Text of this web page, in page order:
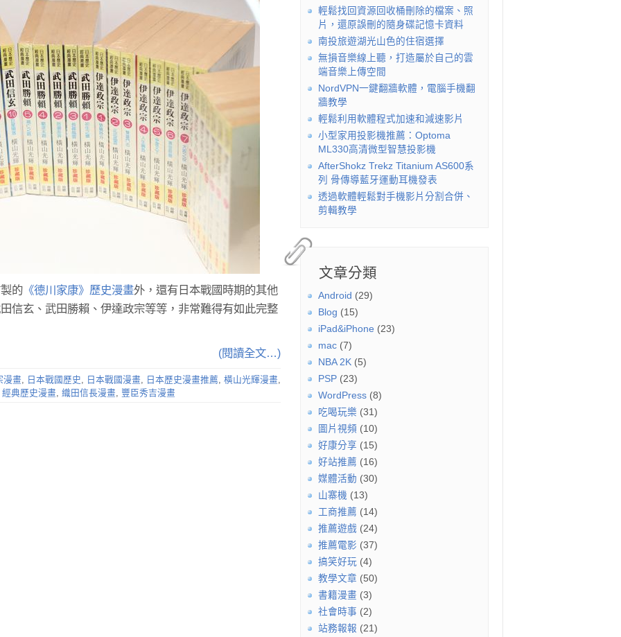
輕鬆找回資源回收桶刪除的檔案、照
片，還原誤刪的隨身碟記憶卡資料
南投旅遊湖光山色的住宿選擇
無損音樂線上聽，打造屬於自己的雲
端音樂上傳空間
NordVPN一鍵翻牆軟體，電腦手機翻
牆教學
輕鬆利用軟體程式加速和減速影片
小型家用投影機推薦：Optoma
ML330高清微型智慧投影機
AfterShokz Trekz Titanium AS600系
列 骨傳導藍牙運動耳機發表
透過軟體輕鬆對手機影片分割合併、
剪輯教學
文章分類
Android (29)
Blog (15)
iPad&iPhone (23)
mac (7)
NBA 2K (5)
PSP (23)
WordPress (8)
吃喝玩樂 (31)
圖片視頻 (10)
好康分享 (15)
好站推薦 (16)
媒體活動 (30)
山寨機 (13)
工商推薦 (14)
推薦遊戲 (24)
推薦電影 (37)
搞笑好玩 (4)
教學文章 (50)
書籍漫畫 (3)
社會時事 (2)
站務報報 (21)
的 《德川家康》歷史漫畫外，還有日本戰國時期的其他
信玄、武田勝賴、伊達政宗等等，非常難得有如此完整
(閱讀全文…)
漫畫, 日本戰國歷史, 日本戰國漫畫, 日本歷史漫畫推薦, 橫山光輝漫畫,
經典歷史漫畫, 織田信長漫畫, 豐臣秀吉漫畫